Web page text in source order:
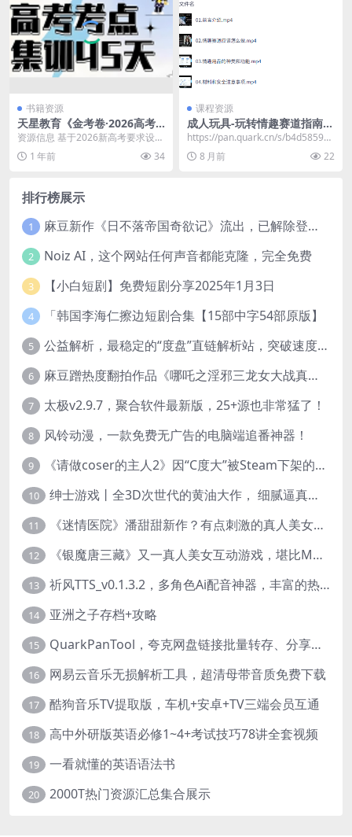
书籍资源
天星教育《金考卷·2026高考
一轮复习考点集训45天 (全9
科) 》
资源信息 基于2026新高考要求设计
的高考一轮复习资料，侧重基础巩
固与考点突破。...
1 年前 34
课程资源
成人玩具-玩转情趣赛道指南课
程
https://pan.quark.cn/s/b4d585925
c82
8 月前 22
排行榜展示
1 麻豆新作《日不落帝国奇欲记》流出，已解除登录验证！
2 Noiz AI，这个网站任何声音都能克隆，完全免费
3 【小白短剧】免费短剧分享2025年1月3日
4 「韩国李海仁擦边短剧合集【15部中字54部原版】
5 公益解析，最稳定的“度盘”直链解析站，突破速度限制
6 麻豆蹭热度翻拍作品《哪吒之淫邪三龙女大战真阳魔童》 已上线
7 太极v2.9.7，聚合软件最新版，25+源也非常猛了！
8 风铃动漫，一款免费无广告的电脑端追番神器！
9 《请做coser的主人2》因“C度大”被Steam下架的真人美女互动游戏！
10 绅士游戏丨全3D次世代的黄油大作， 细腻逼真的双人互动狂想曲！
11 《迷情医院》潘甜甜新作？有点刺激的真人美女互动游戏
12 《银魔唐三藏》又一真人美女互动游戏，堪比M豆！
13 祈风TTS_v0.1.3.2，多角色Ai配音神器，丰富的热门音色
14 亚洲之子存档+攻略
15 QuarkPanTool，夸克网盘链接批量转存、分享和下载工具
16 网易云音乐无损解析工具，超清母带音质免费下载
17 酷狗音乐TV提取版，车机+安卓+TV三端会员互通
18 高中外研版英语必修1~4+考试技巧78讲全套视频
19 一看就懂的英语语法书
20 2000T热门资源汇总集合展示